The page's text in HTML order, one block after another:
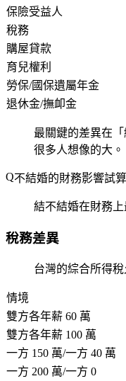
保險受益人
稅務
購屋貸款
育兒權利
勞保/國保遺屬年金
退休金/撫卹金
最關鍵的差異在
很多人想像的大。
不結婚的財務影響試算
結不結婚在財務
稅務差異
台灣的綜合所得
情境
雙方各年薪 60 萬
雙方各年薪 100 萬
一方 150 萬/一方 40 萬
一方 200 萬/一方 0